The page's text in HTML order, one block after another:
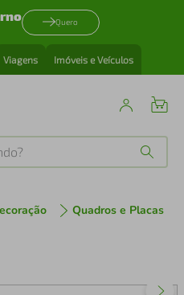
Quero
Viagens Imóveis e Veículos
Quadros e Placas